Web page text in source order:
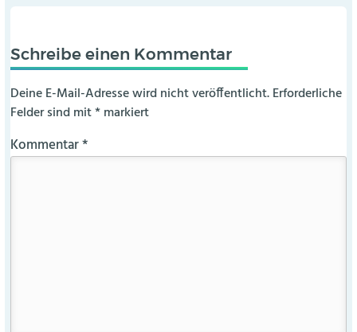
Schreibe einen Kommentar
Deine E-Mail-Adresse wird nicht veröffentlicht. Erforderliche
Felder sind mit*markiert
Kommentar*